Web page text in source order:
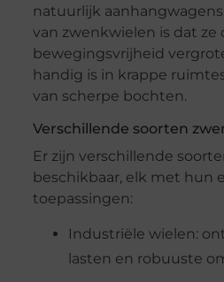
natuurlijk
van zwenkwielen is dat ze
bewegingsvrijheid
handig is in krappe
van scherpe bochten.
Verschillende soorten
Er zijn verschillende
beschikbaar, elk met hun
toepassingen:
Industriële wielen:
lasten en robuuste